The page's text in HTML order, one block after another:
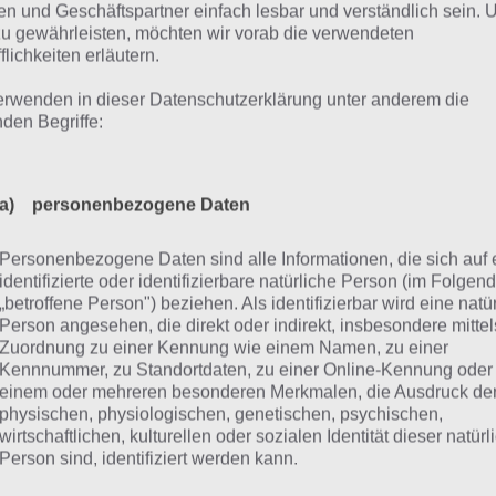
du die Teile an dein Gefährt in CATS Crash Arena
stetsdie Physik im Hinterkopf behalten
. Beispiel:
mit großen Rädern schnell auf den Kopf oder eine Düse
wenn größere Räder mehr Lebenspunkte
du die Physik, dann vermeidest du
es sinnvoll seinnur ein Rad zu befestigen
, um
deine Raketen nach oben fliegen statt gerade auf den
vom Korpusdeines Gefährts.
solltest du auch deinenGegnerin CATS Crash Arena
. Nutzt der eine Düse, willst du natürlich
werden. Auch hier ist die Größe deines
Räder entscheidend.
Korpus: Lebenspunkte,
und Geschäftspartner einfach lesbar und verständlich sein.
gewährleisten, möchten wir vorab die verwendeten
erläutern.
in dieser Datenschutzerklärung unter anderem die
Begriffe:
a) personenbezogene Daten
Personenbezogene Daten sind alle Informationen, die sich auf
identifizierte oder identifizierbare natürliche Person (im
„betroffene Person") beziehen. Als identifizierbar wird eine
Person angesehen, die direkt oder indirekt, insbesondere
Zuordnung zu einer Kennung wie einem Namen, zu einer
Kennnummer, zu Standortdaten, zu einer Online-Kennung oder
einem oder mehreren besonderen Merkmalen, die Ausdruck
physischen, physiologischen, genetischen, psychischen,
wirtschaftlichen, kulturellen oder sozialen Identität dieser
Person sind, identifiziert werden kann.